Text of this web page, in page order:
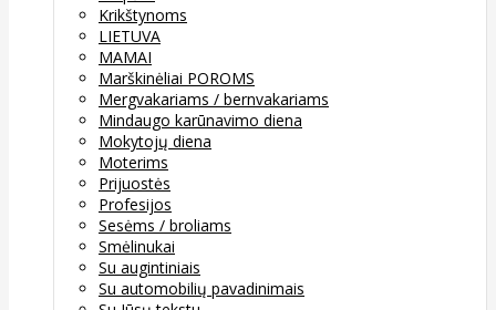
Krikštynoms
LIETUVA
MAMAI
Marškinėliai POROMS
Mergvakariams / bernvakariams
Mindaugo karūnavimo diena
Mokytojų diena
Moterims
Prijuostės
Profesijos
Sesėms / broliams
Smėlinukai
Su augintiniais
Su automobilių pavadinimais